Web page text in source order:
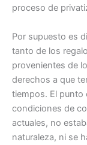
proceso de
Por supuesto es
tanto de los
provenientes de
derechos a que
tiempos. El punto
condiciones de
actuales, no
naturaleza, ni se